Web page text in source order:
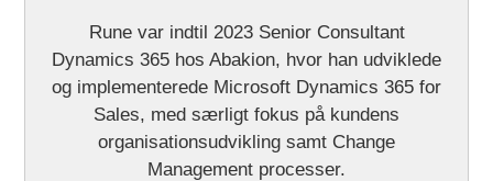
Rune var indtil 2023 Senior Consultant
Dynamics 365 hos Abakion, hvor han udviklede
og implementerede Microsoft Dynamics 365 for
Sales, med særligt fokus på kundens
organisationsudvikling samt Change
Management processer.